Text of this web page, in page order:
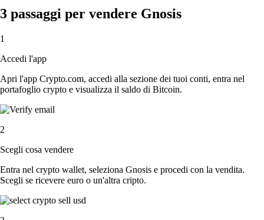
3 passaggi per vendere Gnosis
1
Accedi l'app
Apri l'app Crypto.com, accedi alla sezione dei tuoi conti, entra nel
portafoglio crypto e visualizza il saldo di Bitcoin.
2
Scegli cosa vendere
Entra nel crypto wallet, seleziona Gnosis e procedi con la vendita.
Scegli se ricevere euro o un'altra cripto.